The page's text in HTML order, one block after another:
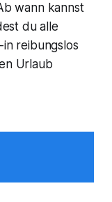
wann kannst
du alle
reibungslos
Urlaub